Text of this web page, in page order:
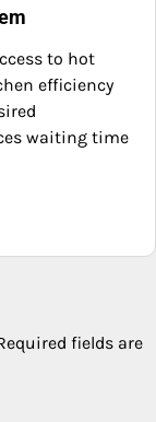
to hot
efficiency
waiting time
fields are